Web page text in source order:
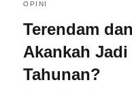
OPINI
Terendam
Akankah
Tahunan?